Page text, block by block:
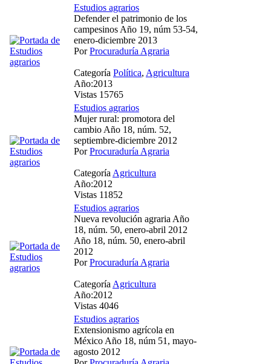
Estudios agrarios
Defender el patrimonio de los
campesinos Año 19, núm 53-54,
enero-diciembre 2013
PorProcuraduría Agraria
Categoría Política, Agricultura
Año:2013
Vistas 15765
Estudios agrarios
Mujer rural: promotora del
cambio Año 18, núm. 52,
septiembre-diciembre 2012
PorProcuraduría Agraria
Categoría Agricultura
Año:2012
Vistas 11852
Estudios agrarios
Nueva revolución agraria Año
18, núm. 50, enero-abril 2012
Año 18, núm. 50, enero-abril
2012
PorProcuraduría Agraria
Categoría Agricultura
Año:2012
Vistas 4046
Estudios agrarios
Extensionismo agrícola en
México Año 18, núm 51, mayo-
agosto 2012